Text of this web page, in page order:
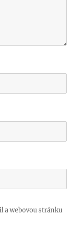
a webovou stránku